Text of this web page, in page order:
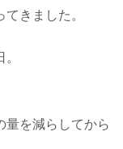
きました。
量を減らしてから